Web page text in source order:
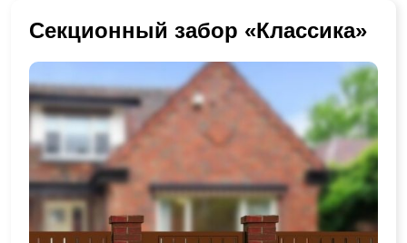
Секционный забор «Классика»